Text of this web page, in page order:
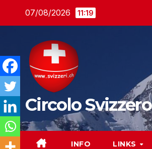
07/08/2026 11:19
Circolo Svizzero
INFO LINKS